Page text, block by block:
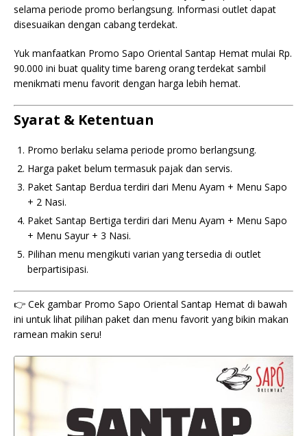
selama periode promo berlangsung. Informasi outlet dapat
disesuaikan dengan cabang terdekat.
Yuk manfaatkan Promo Sapo Oriental Santap Hemat mulai Rp.
90.000 ini buat quality time bareng orang terdekat sambil
menikmati menu favorit dengan harga lebih hemat.
Syarat & Ketentuan
Promo berlaku selama periode promo berlangsung.
Harga paket belum termasuk pajak dan servis.
Paket Santap Berdua terdiri dari Menu Ayam + Menu Sapo
+ 2 Nasi.
Paket Santap Bertiga terdiri dari Menu Ayam + Menu Sapo
+ Menu Sayur + 3 Nasi.
Pilihan menu mengikuti varian yang tersedia di outlet
berpartisipasi.
👉 Cek gambar Promo Sapo Oriental Santap Hemat di bawah
ini untuk lihat pilihan paket dan menu favorit yang bikin makan
ramean makin seru!